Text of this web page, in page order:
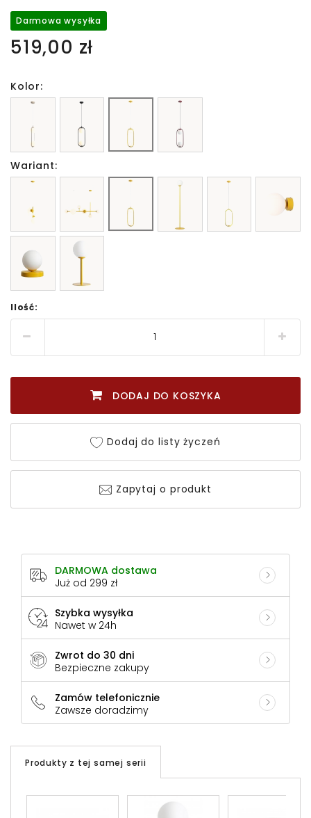
Darmowa wysyłka
519,00 zł
Kolor:
Wariant:
Ilość:
DODAJ DO KOSZYKA
Dodaj do listy życzeń
Zapytaj o produkt
DARMOWA dostawa
Już od 299 zł
Szybka wysyłka
Nawet w 24h
Zwrot do 30 dni
Bezpieczne zakupy
Zamów telefonicznie
Zawsze doradzimy
Produkty z tej samej serii